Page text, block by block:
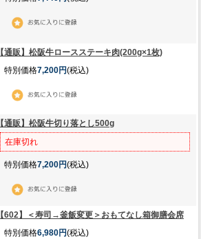
【通販】松阪牛ロースステーキ肉(200g×1枚)
特別価格7,200円(税込)
【通販】松阪牛切り落とし500g
在庫切れ
特別価格7,200円(税込)
【602】＜寿司→釜飯変更＞おもてなし箱御膳会席
特別価格6,980円(税込)